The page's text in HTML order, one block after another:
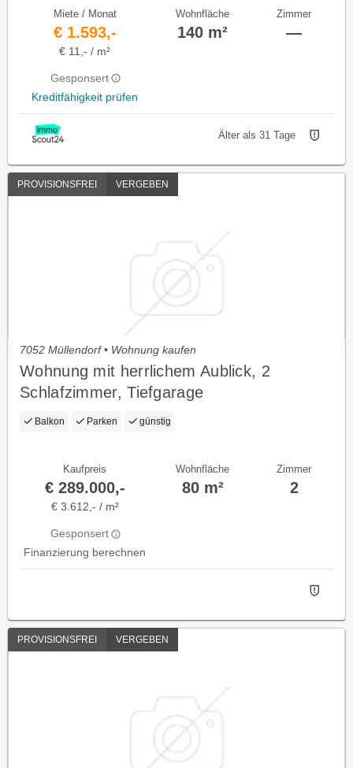
Miete / Monat
€ 1.593,-
€ 11,- / m²
Gesponsert
Kreditfähigkeit prüfen
Wohnfläche
140 m²
Zimmer
—
Älter als 31 Tage
PROVISIONSFREI VERGEBEN
7052 Müllendorf • Wohnung kaufen
Wohnung mit herrlichem Aublick, 2
Schlafzimmer, Tiefgarage
Balkon Parken günstig
Kaufpreis
€ 289.000,-
€ 3.612,- / m²
Gesponsert
Finanzierung berechnen
Wohnfläche
80 m²
Zimmer
2
PROVISIONSFREI VERGEBEN